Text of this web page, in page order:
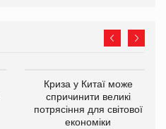
Криза у Китаї може
спричинити великі
потрясіння для світової
економіки